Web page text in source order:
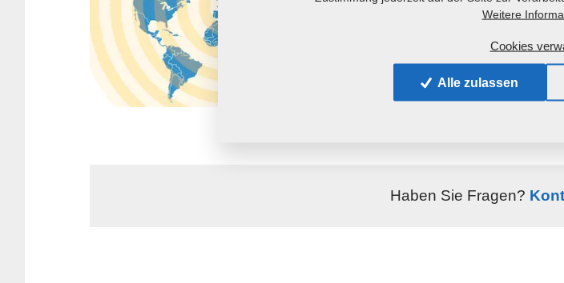
Haben Sie Fragen?
Weitere
Cookies
Alle zulassen